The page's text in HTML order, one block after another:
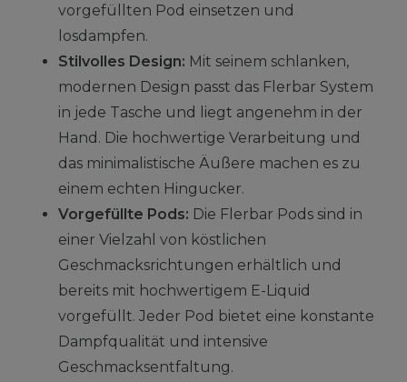
vorgefüllten Pod einsetzen und
losdampfen.
Stilvolles Design: Mit seinem schlanken,
modernen Design passt das Flerbar System
in jede Tasche und liegt angenehm in der
Hand. Die hochwertige Verarbeitung und
das minimalistische Äußere machen es zu
einem echten Hingucker.
Vorgefüllte Pods: Die Flerbar Pods sind in
einer Vielzahl von köstlichen
Geschmacksrichtungen erhältlich und
bereits mit hochwertigem E-Liquid
vorgefüllt. Jeder Pod bietet eine konstante
Dampfqualität und intensive
Geschmacksentfaltung.